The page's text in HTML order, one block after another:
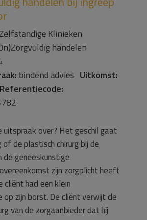
Klinieken
handelen
bindend advies Uitkomst:
Referentiecode:
uitspraak over? Het geschil gaat
de plastisch chirurg bij de
de geneeskunstige
zijn zorgplicht heeft
cliënt had een klein
zijn borst. De cliënt verwijt de
van de zorgaanbieder dat hij